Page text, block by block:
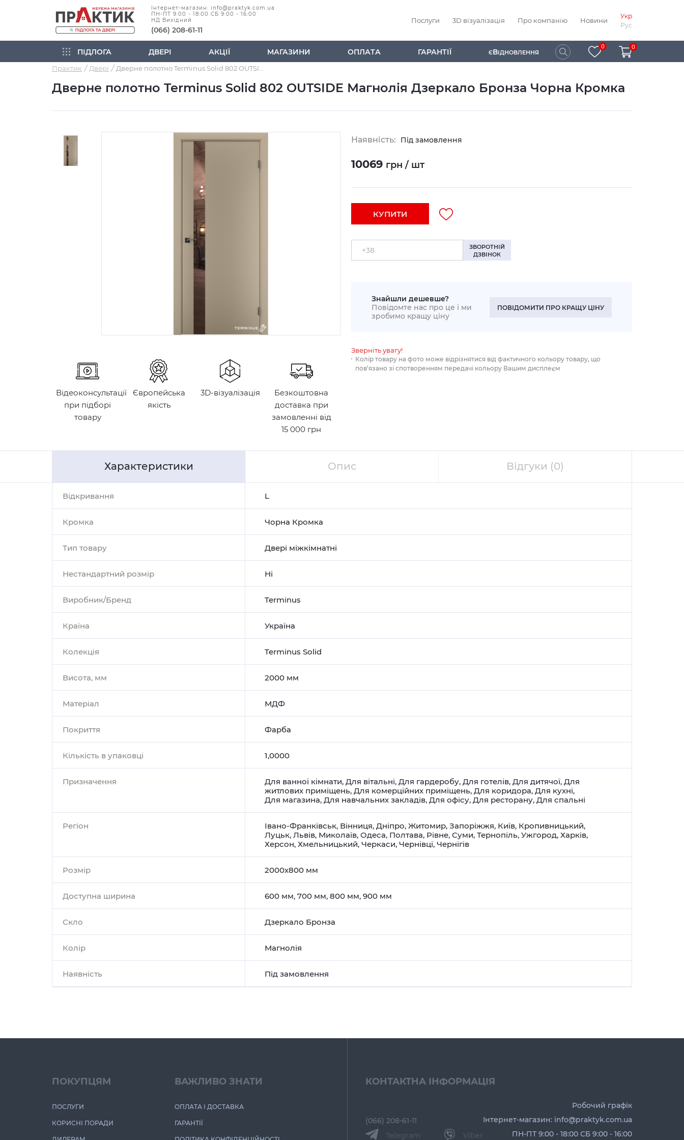
Інтернет-магазин: info@praktyk.com.ua
ПН-ПТ 9:00 - 18:00 СБ 9:00 - 16:00
НД Вихідний
(066) 208-61-11
Послуги 3D візуалізація Про компанію Новини
Укр
Рус
ПІДЛОГА ДВЕРІ АКЦІЇ МАГАЗИНИ ОПЛАТА ГАРАНТІЇ ЄВІДНОВЛЕННЯ
0 0
Практик Двері
Дверне полотно Terminus Solid 802 OUTSIDE Магнолія Дзеркало Бронза Чорна Кромка
Відеоконсультації
при підборі
товару
Європейська
якість
3D-візуалізація
Безкоштовна
доставка при
замовленні від
15 000 грн
Наявність: Під замовлення
10069 грн / шт
КУПИТИ
ЗВОРОТНІЙ
ДЗВІНОК
Знайшли дешевше?
Повідомте нас про це і ми
зробимо кращу ціну
ПОВІДОМИТИ ПРО КРАЩУ ЦІНУ
Зверніть увагу!
Колір товару на фото може відрізнятися від фактичного кольору товару, що
пов‘язано зі спотворенням передачі кольору Вашим дисплеєм
Характеристики Опис Відгуки (0)
Відкривання L
Кромка Чорна Кромка
Тип товару Двері міжкімнатні
Нестандартний розмір Ні
Виробник/Бренд Terminus
Країна Україна
Колекція Terminus Solid
Висота, мм 2000 мм
Матеріал МДФ
Покриття Фарба
Кількість в упаковці 1,0000
Призначення Для ванної кімнати, Для вітальні, Для гардеробу, Для готелів, Для дитячої, Для
житлових приміщень, Для комерційних приміщень, Для коридора, Для кухні,
Для магазина, Для навчальних закладів, Для офісу, Для ресторану, Для спальні
Регіон Івано-Франківськ, Вінниця, Дніпро, Житомир, Запоріжжя, Київ, Кропивницький,
Луцьк, Львів, Миколаїв, Одеса, Полтава, Рівне, Суми, Тернопіль, Ужгород, Харків,
Херсон, Хмельницький, Черкаси, Чернівці, Чернігів
Розмір 2000х800 мм
Доступна ширина 600 мм, 700 мм, 800 мм, 900 мм
Скло Дзеркало Бронза
Колір Магнолія
Наявність Під замовлення
ПОКУПЦЯМ
ПОСЛУГИ
КОРИСНІ ПОРАДИ
ВАЖЛИВО ЗНАТИ
ОПЛАТА І ДОСТАВКА
ГАРАНТІЇ
КОНТАКТНА ІНФОРМАЦІЯ
(066) 208-61-11
Telegram
Viber
Робочий графік
Інтернет-магазин: info@praktyk.com.ua
ПН-ПТ 9:00 - 18:00 СБ 9:00 - 16:00